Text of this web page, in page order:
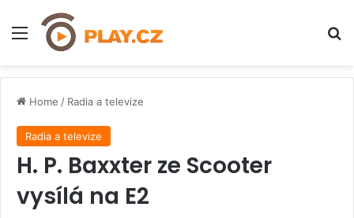
Menu
Home / Radia a televize
Radia a televize
H. P. Baxxter ze Scooter
vysílá na E2